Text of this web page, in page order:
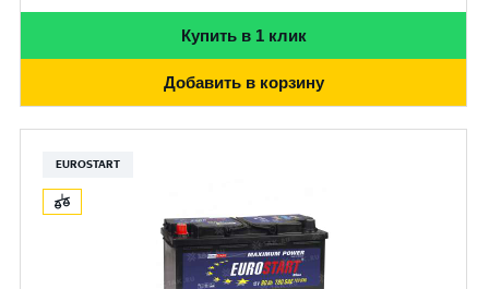
Купить в 1 клик
Добавить в корзину
EUROSTART